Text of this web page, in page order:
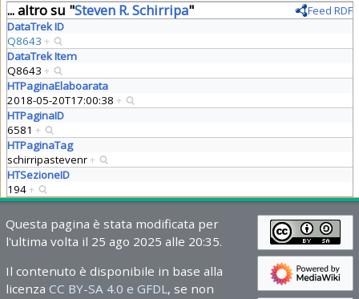
... altro su "Steven R. Schirripa"
Feed RDF
DataTrek ID
Q8643 +
DataTrek Item
Q8643 +
HTPaginaElaboarata
2018-05-20T17:00:38 +
HTPaginaID
6581 +
HTPaginaTag
schirripastevenr+
HTSezioneID
194+
Questa pagina è stata modificata per
l'ultima volta il 25 ago 2025 alle 20:35.
Il contenuto è disponibile in base alla
licenza CC BY-SA 4.0 e GFDL , se non